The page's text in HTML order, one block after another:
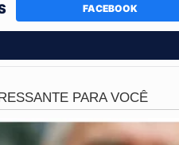
local antes do previsto
e a quebra da
para a
a atmosfera de
FACEBOOK